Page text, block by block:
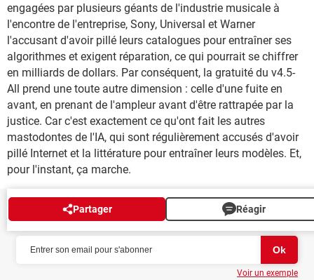
engagées par plusieurs géants de l'industrie musicale à
l'encontre de l'entreprise, Sony, Universal et Warner
l'accusant d'avoir pillé leurs catalogues pour entraîner ses
algorithmes et exigent réparation, ce qui pourrait se chiffrer
en milliards de dollars. Par conséquent, la gratuité du v4.5-
All prend une toute autre dimension : celle d'une fuite en
avant, en prenant de l'ampleur avant d'être rattrapée par la
justice. Car c'est exactement ce qu'ont fait les autres
mastodontes de l'IA, qui sont régulièrement accusés d'avoir
pillé Internet et la littérature pour entraîner leurs modèles. Et,
pour l'instant, ça marche.
Partager Réagir
NEWSLETTER
Voir un exemple